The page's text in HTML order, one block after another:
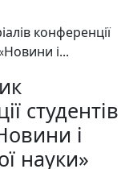
конференції
і...
студентів
і
науки»